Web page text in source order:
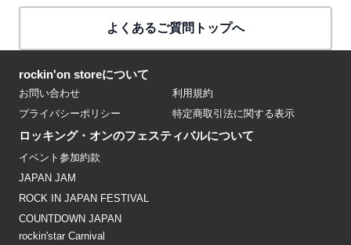
よくあるご質問トップへ
rockin'on storeについて
お問い合わせ
利用規約
プライバシーポリシー
特定商取引法に関する表示
ロッキング・オンのフェスティバルについて
イベント参加約款
JAPAN JAM
ROCK IN JAPAN FESTIVAL
COUNTDOWN JAPAN
rockin'star Carnival